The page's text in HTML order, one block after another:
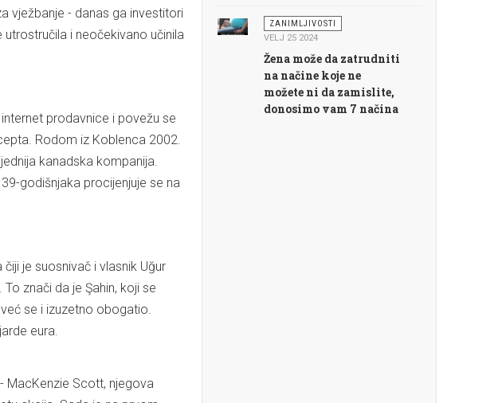
vježbanje - danas ga investitori
i neočekivano učinila
prodavnice i povežu se
Rodom iz Koblenca 2002.
kanadska kompanija.
godišnjaka procijenjuje se na
je suosnivač i vlasnik Uğur
znači da je Şahin, koji se
se i izuzetno obogatio.
eura.
MacKenzie Scott, njegova
ZANIMLJIVOSTI
VELJ 25 2024
Žena može da zatrudniti
na načine koje ne
možete ni da zamislite,
donosimo vam 7 načina